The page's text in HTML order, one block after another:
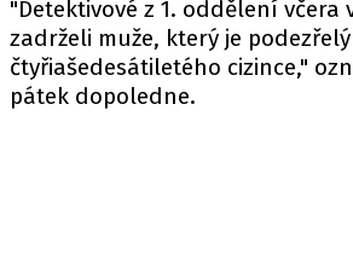
"Detektivové z 1. oddělení včera
zadrželi muže, který je
čtyřiašedesátiletého cizince,"
pátek dopoledne.